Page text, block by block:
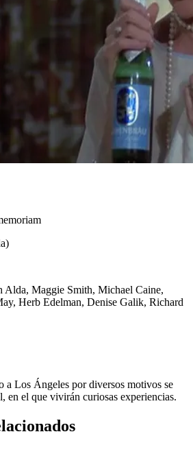
Alda, Maggie Smith, Michael Caine,
Herb Edelman, Denise Galik, Richard
a Los Ángeles por diversos motivos se
en el que vivirán curiosas experiencias.